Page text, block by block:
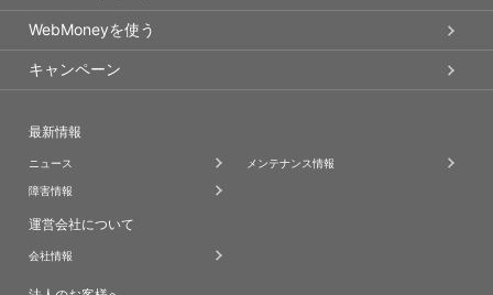
WebMoneyを使う
キャンペーン
最新情報
ニュース メンテナンス情報
障害情報
運営会社について
会社情報